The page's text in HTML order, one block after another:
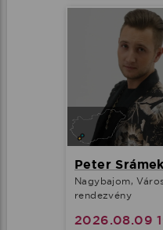
Peter
Nagybajom,
rendezvény
2026.08.09